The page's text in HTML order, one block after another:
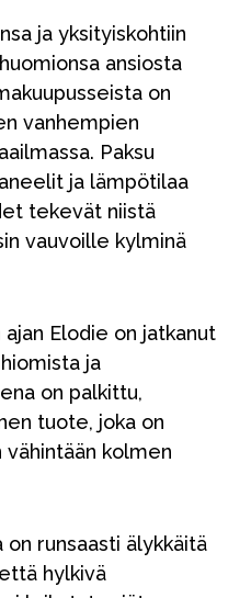
ja yksityiskohtiin
ansiosta
on
vanhempien
Paksu
ja lämpötilaa
tekevät niistä
vauvoille kylminä
Elodie on jatkanut
ja
on palkittu,
tuote, joka on
kolmen
on runsaasti älykkäitä
hylkivä